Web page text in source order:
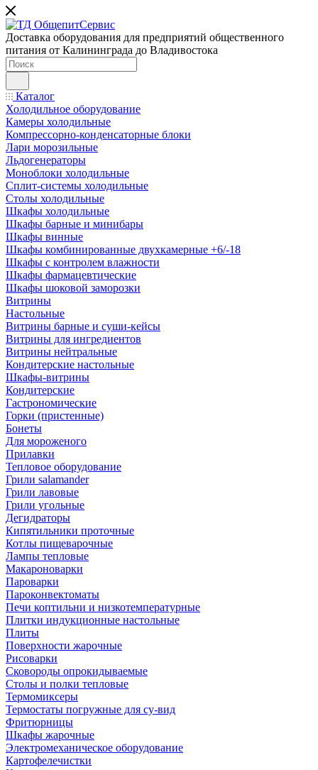
Доставка оборудования для предприятий общественного
питания от Калининграда до Владивостока
Каталог
Холодильное оборудование
Камеры холодильные
Компрессорно-конденсаторные блоки
Лари морозильные
Льдогенераторы
Моноблоки холодильные
Сплит-системы холодильные
Столы холодильные
Шкафы холодильные
Шкафы барные и минибары
Шкафы винные
Шкафы комбинированные двухкамерные +6/-18
Шкафы с контролем влажности
Шкафы фармацевтические
Шкафы шоковой заморозки
Витрины
Настольные
Витрины барные и суши-кейсы
Витрины для ингредиентов
Витрины нейтральные
Кондитерские настольные
Шкафы-витрины
Кондитерские
Гастрономические
Горки (пристенные)
Бонеты
Для мороженого
Прилавки
Тепловое оборудование
Грили salamander
Грили лавовые
Грили угольные
Дегидраторы
Кипятильники проточные
Котлы пищеварочные
Лампы тепловые
Макароноварки
Пароварки
Пароконвектоматы
Печи коптильни и низкотемпературные
Плитки индукционные настольные
Плиты
Поверхности жарочные
Рисоварки
Сковороды опрокидываемые
Столы и полки тепловые
Термомиксеры
Термостаты погружные для су-вид
Фритюрницы
Шкафы жарочные
Электромеханическое оборудование
Картофелечистки